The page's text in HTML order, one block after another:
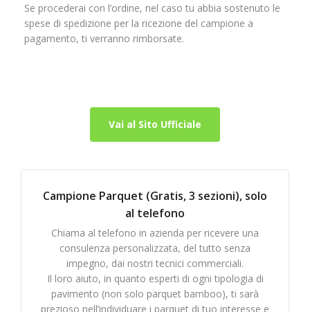
Se procederai con l’ordine, nel caso tu abbia sostenuto le
spese di spedizione per la ricezione del campione a
pagamento, ti verranno rimborsate.
Vai al Sito Ufficiale
Campione Parquet (Gratis, 3 sezioni), solo
al telefono
Chiama al telefono in azienda per ricevere una
consulenza personalizzata, del tutto senza
impegno, dai nostri tecnici commerciali.
Il loro aiuto, in quanto esperti di ogni tipologia di
pavimento (non solo parquet bamboo), ti sarà
prezioso nell’individuare i parquet di tuo interesse e